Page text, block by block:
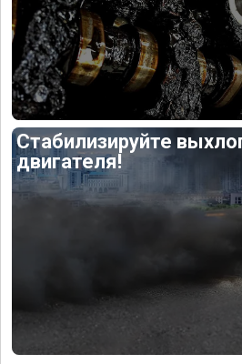
Стабилизируйте
двигателя!